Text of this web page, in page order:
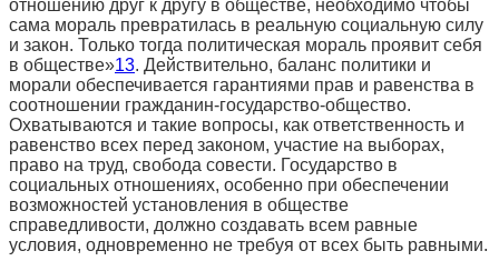
отношению друг к другу в обществе, необходимо чтобы
сама мораль превратилась в реальную социальную силу
и закон. Только тогда политическая мораль проявит себя
в обществе»13. Действительно, баланс политики и
морали обеспечивается гарантиями прав и равенства в
соотношении гражданин-государство-общество.
Охватываются и такие вопросы, как ответственность и
равенство всех перед законом, участие на выборах,
право на труд, свобода совести. Государство в
социальных отношениях, особенно при обеспечении
возможностей установления в обществе
справедливости, должно создавать всем равные
условия, одновременно не требуя от всех быть равными.